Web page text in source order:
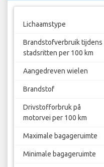
Lichaamstype
Brandstofverbruik tijdens
stadsritten per 100 km
Aangedreven wielen
Brandstof
Drivstofforbruk på
motorvei per 100 km
Maximale bagageruimte
Minimale bagageruimte